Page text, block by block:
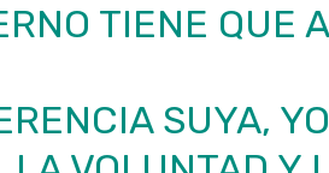
TIENE QUE
SUYA,